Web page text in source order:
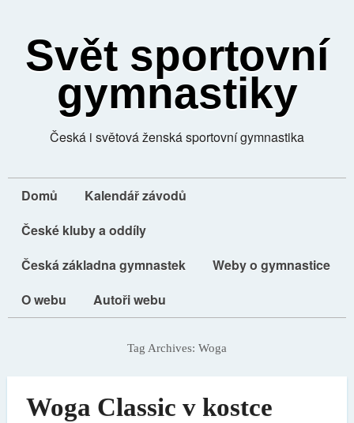
Svět sportovní
gymnastiky
Česká i světová ženská sportovní gymnastika
Domů
Kalendář závodů
České kluby a oddíly
Česká základna gymnastek
Weby o gymnastice
O webu
Autoři webu
Tag Archives: Woga
Woga Classic v kostce